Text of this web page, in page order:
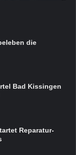
die
Bad Kissingen
Reparatur-